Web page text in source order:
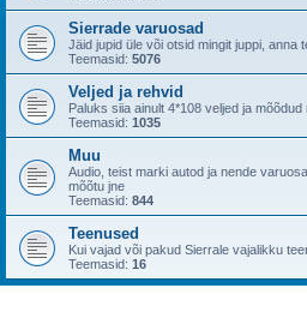
Sierrade varuosad
Jäid jupid üle või otsid mingit juppi, anna
Teemasid: 5076
Veljed ja rehvid
Paluks siia ainult 4*108 veljed ja
Teemasid: 1035
Muu
Audio, teist marki autod ja nende
mõõtu jne
Teemasid: 844
Teenused
Kui vajad või pakud Sierrale vajalikku
Teemasid: 16